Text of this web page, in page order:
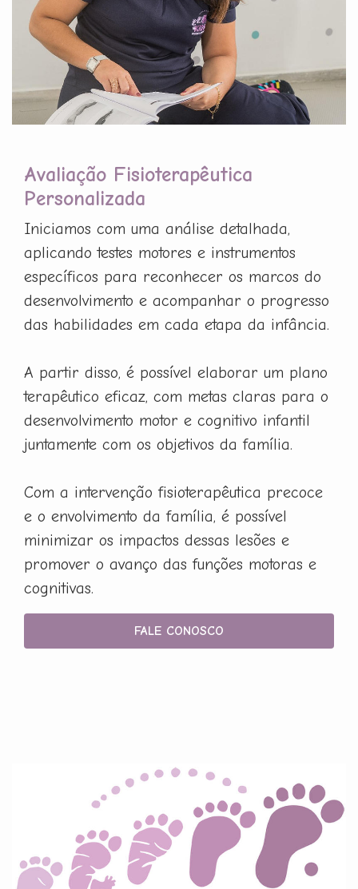
Avaliação Fisioterapêutica
Personalizada
Iniciamos com uma análise detalhada,
aplicando testes motores e instrumentos
específicos para reconhecer os marcos do
desenvolvimento e acompanhar o progresso
das habilidades em cada etapa da infância.
A partir disso, é possível elaborar um plano
terapêutico eficaz, com metas claras para o
desenvolvimento motor e cognitivo infantil
juntamente com os objetivos da família.
Com a intervenção fisioterapêutica precoce
e o envolvimento da família, é possível
minimizar os impactos dessas lesões e
promover o avanço das funções motoras e
cognitivas.
FALE CONOSCO